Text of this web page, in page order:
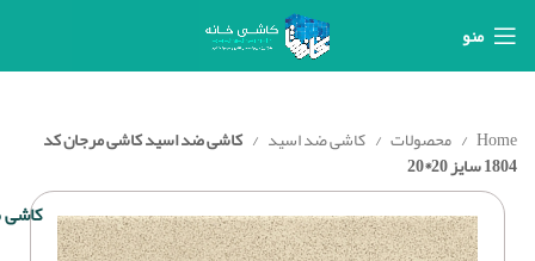
منو
Home محصولات کاشی ضد اسید کاشی ضد اسید کاشی مرجان کد
1804 سایز 20*20
کاشی